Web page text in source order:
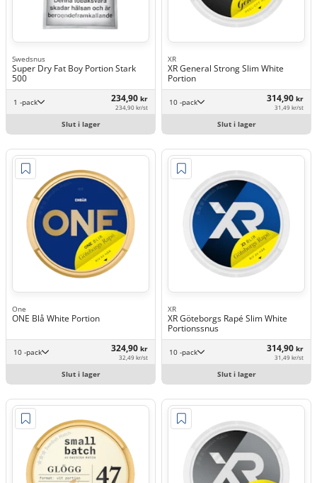
Swedsnus
Super Dry Fat Boy Portion Stark
500
1 -pack 234,90 kr
234,90 kr/st
Slut i lager
XR
XR General Strong Slim White
Portion
10 -pack 314,90 kr
31,49 kr/st
Slut i lager
One
ONE Blå White Portion
10 -pack 324,90 kr
32,49 kr/st
Slut i lager
XR
XR Göteborgs Rapé Slim White
Portionssnus
10 -pack 314,90 kr
31,49 kr/st
Slut i lager